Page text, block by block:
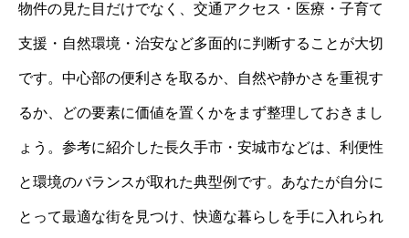
物件の見た目だけでなく、交通アクセス・医療・子育て
支援・自然環境・治安など多面的に判断することが大切
です。中心部の便利さを取るか、自然や静かさを重視す
るか、どの要素に価値を置くかをまず整理しておきまし
ょう。参考に紹介した長久手市・安城市などは、利便性
と環境のバランスが取れた典型例です。あなたが自分に
とって最適な街を見つけ、快適な暮らしを手に入れられ